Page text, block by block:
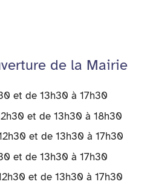
de la Mairie
et de 13h30 à 17h30
et de 13h30 à 18h30
et de 13h30 à 17h30
et de 13h30 à 17h30
et de 13h30 à 17h30